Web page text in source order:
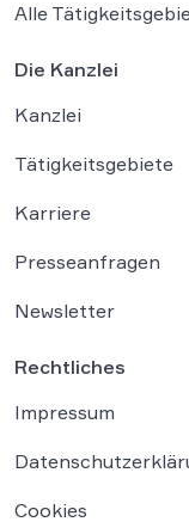
Alle
Die Kanzlei
Kanzlei
Tätigkeitsgebiete
Karriere
Presseanfragen
Newsletter
Rechtliches
Impressum
Cookies